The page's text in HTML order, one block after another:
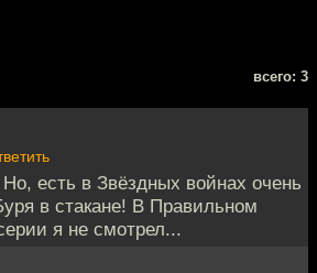
всего: 3
есть в Звёздных войнах очень
в стакане! В Правильном
я не смотрел...